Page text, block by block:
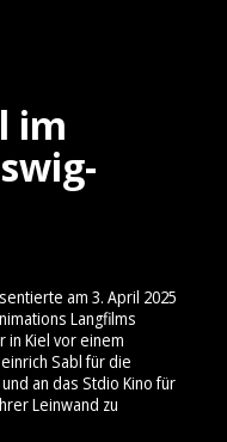
im
am 3. April 2025
Langfilms
in Kiel vor einem
Sabl für die
an das Stdio Kino für
Leinwand zu